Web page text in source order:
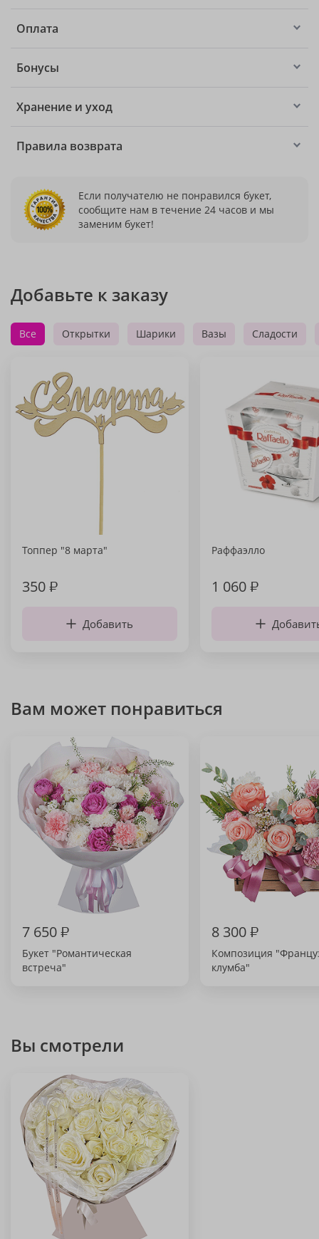
Оплата
Бонусы
Хранение и уход
Правила возврата
Если получателю не понравился букет,
сообщите нам в течение 24 часов и мы
заменим букет!
Добавьте к заказу
Все Открытки Шарики Вазы Сладости
Топпер "8 марта"
350₽
Добавить
Раффаэлло
1 060₽
Вам может понравиться
7 650₽
Букет "Романтическая
встреча"
8 300₽
Композиция
клумба"
Вы смотрели